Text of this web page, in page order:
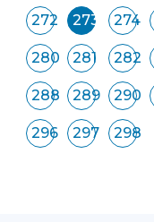
272 273 274
280 281 282
288 289 290
296 297 298